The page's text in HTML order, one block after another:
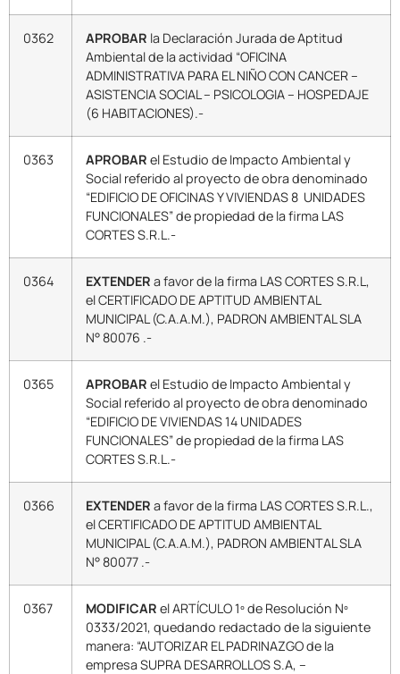
0362 APROBAR la Declaración Jurada de Aptitud
Ambiental de la actividad “OFICINA
ADMINISTRATIVA PARA EL NIÑO CON CANCER –
ASISTENCIA SOCIAL – PSICOLOGIA – HOSPEDAJE
(6 HABITACIONES).-
0363 APROBAR el Estudio de Impacto Ambiental y
Social referido al proyecto de obra denominado
“EDIFICIO DE OFICINAS Y VIVIENDAS 8 UNIDADES
FUNCIONALES” de propiedad de la firma LAS
CORTES S.R.L.-
0364 EXTENDER a favor de la firma LAS CORTES S.R.L,
el CERTIFICADO DE APTITUD AMBIENTAL
MUNICIPAL (C.A.A.M.), PADRON AMBIENTAL SLA
N° 80076 .-
0365 APROBAR el Estudio de Impacto Ambiental y
Social referido al proyecto de obra denominado
“EDIFICIO DE VIVIENDAS 14 UNIDADES
FUNCIONALES” de propiedad de la firma LAS
CORTES S.R.L.-
0366 EXTENDER a favor de la firma LAS CORTES S.R.L.,
el CERTIFICADO DE APTITUD AMBIENTAL
MUNICIPAL (C.A.A.M.), PADRON AMBIENTAL SLA
N° 80077 .-
0367 MODIFICAR el ARTÍCULO 1º de Resolución Nº
0333/2021, quedando redactado de la siguiente
manera: “AUTORIZAR EL PADRINAZGO de la
empresa SUPRA DESARROLLOS S.A, –